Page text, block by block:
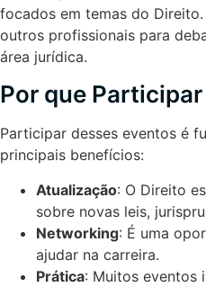
focados em temas do
outros profissionais para
área jurídica.
Por que
Participar desses eventos é
principais benefícios:
Atualização: O Direito
sobre novas leis,
Networking: É uma
ajudar na carreira.
Prática: Muitos eventos